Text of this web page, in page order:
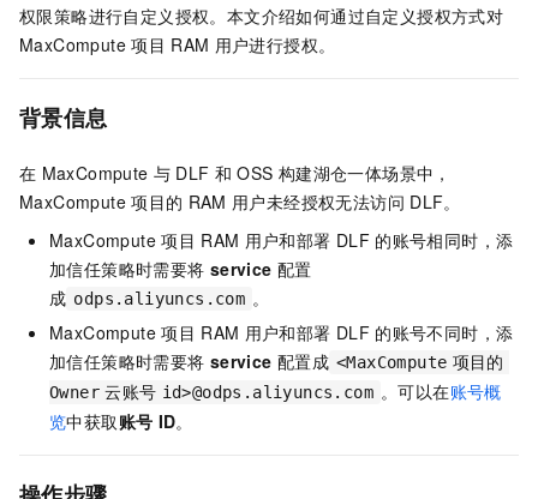
权限策略进行自定义授权。本文介绍如何通过自定义授权方式对
MaxCompute 项目 RAM 用户进行授权。
背景信息
在 MaxCompute 与 DLF 和 OSS 构建湖仓一体场景中，
MaxCompute 项目的 RAM 用户未经授权无法访问 DLF。
MaxCompute 项目 RAM 用户和部署 DLF 的账号相同时，添
加信任策略时需要将 service 配置
成 odps.aliyuncs.com 。
MaxCompute 项目 RAM 用户和部署 DLF 的账号不同时，添
加信任策略时需要将 service 配置成 <MaxCompute 项目的
Owner 云账号 id>@odps.aliyuncs.com 。可以在账号概
览中获取 账号 ID。